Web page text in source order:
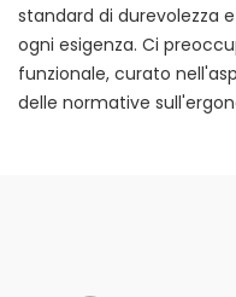
standard di durevolezza
ogni esigenza. Ci
funzionale, curato
delle normative